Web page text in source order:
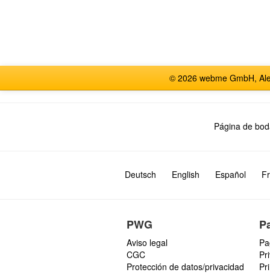
© 2026 webme GmbH,
Página de
Deutsch English Español
PWG
Aviso legal
CGC
Protección de datos/privacidad